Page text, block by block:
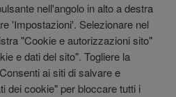
nell'angolo in alto a destra
'Impostazioni'. Selezionare nel
"Cookie e autorizzazioni sito"
e dati del sito". Togliere la
ai siti di salvare e
dei cookie" per bloccare tutti i